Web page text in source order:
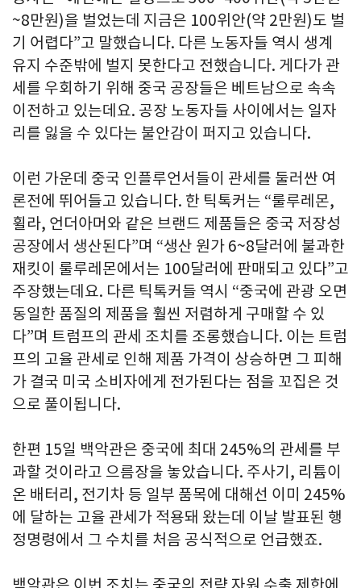
~8만원)을 벌었는데 지금은 100위안(약 2만원)도 벌
기 어렵다”고 말했습니다. 다른 노동자들 역시 생계
유지 수준밖에 벌지 못한다고 전했습니다. 게다가 관
세를 우회하기 위해 중국 공장들은 베트남으로 속속
이전하고 있는데요. 공장 노동자들 사이에서는 일자
리를 잃을 수 있다는 불안감이 퍼지고 있습니다.
이런 가운데 중국 인플루언서들이 관세를 둘러싼 여
론전에 뛰어들고 있습니다. 한 틱톡커는 “룰루레몬,
휠라, 언더아머와 같은 브랜드 제품들은 중국 저장성
공장에서 생산된다”며 “생산 원가 6~8달러에 불과한
재킷이 룰루레몬에서는 100달러에 판매되고 있다”고
주장했는데요. 다른 틱톡커들 역시 “중국에 관광 오면
동일한 품질의 제품을 훨씬 저렴하게 구매할 수 있
다”며 트럼프의 관세 조치를 조롱했습니다. 이는 트럼
프의 고율 관세로 인해 제품 가격이 상승하면 그 피해
가 결국 미국 소비자에게 전가된다는 점을 꼬집은 것
으로 풀이됩니다.
한편 15일 백악관은 중국에 최대 245%의 관세를 부
과할 것이라고 으름장을 놓았습니다. 주사기, 리튬이
온 배터리, 전기차 등 일부 품목에 대해선 이미 245%
에 달하는 고율 관세가 적용돼 왔는데 이날 발표된 행
정명령에서 그 수치를 처음 공식적으로 언급했죠.